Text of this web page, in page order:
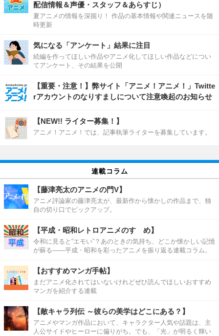
配信情報＆声優・スタッフ＆あらすじ）
夏アニメの情報を深掘り！ 作品の基本情報や関連ニュースを随
時更新
気になる「アンケート」結果に注目
続編を作ってほしい作品やアニメ化してほしい作品などについ
てアンケート、その結果を公開
【重要・注意！】弊サイト「アニメ！アニメ！」Twitte
rアカウントのなりすましについて注意喚起のお知らせ
【NEW!! ライター募集！】
アニメ！アニメ！では、記事執筆ライターを募集しています。
連載コラム
【藤津亮太のアニメの門V】
アニメ評論家の藤津亮太が、最新作から懐かしの作品まで、独
自の切り口でピックアップ。
【平成・昭和レトロアニメのすゝめ】
令和に見ると“エモい”？あのときの気持ち、どこか懐かしい記憶
が蘇る――平成・昭和を彩ったアニメを振り返る連載コラム。
【おすすめマンガ手帖】
まだアニメ化されてはいないけれどぜひ読んでほしいおすすめ
マンガを紹介する連載
【敵キャラ列伝 ～彼らの美学はどこにある？】
アニメやマンガ作品において、キャラクター人気や話題は、主
人公サイドやヒーローに偏りがち。でも、「光」が明るく輝い